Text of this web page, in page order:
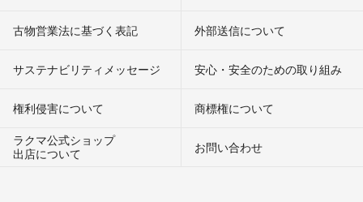
古物営業法に基づく表記 外部送信について
サステナビリティメッセージ 安心・安全のための取り組み
権利侵害について
商標権について
ラクマ公式ショップ
出店について
お問い合わせ